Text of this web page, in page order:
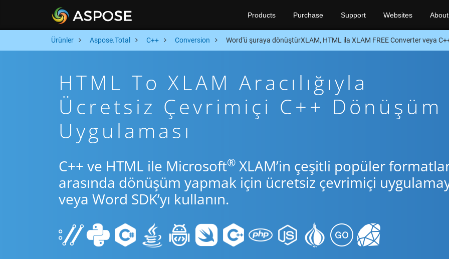
Products Purchase Support Websites About
Ürünler Aspose.Total C++ Conversion Word'ü şuraya dönüştürXLAM, HTML ila XLAM FREE Converter veya
HTML To XLAM Aracılığıyla
Ücretsiz Çevrimiçi C++ Dönüşüm
Uygulaması
C++ ve HTML ile Microsoft® XLAM’in çeşitli popüler
arasında dönüşüm yapmak için ücretsiz çevrimiçi
veya Word SDK’yı kullanın.